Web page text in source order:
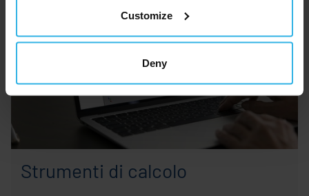
Customize
Deny
Strumenti di calcolo